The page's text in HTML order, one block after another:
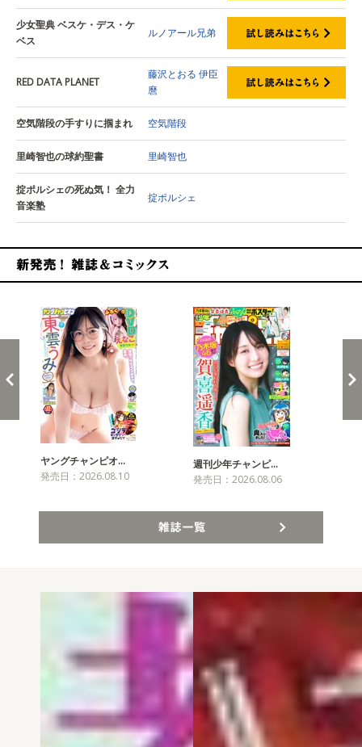
少女聖典 ベスケ・デス・ケ
ベス
ルノアール兄弟
RED DATA PLANET
藤沢とおる 伊臣
麿
空気階段の手すりに掴まれ 空気階段
里崎智也の球約聖書 里崎智也
掟ポルシェの死ぬ気！ 全力
音楽塾
掟ポルシェ
ヤングチャンピオ…
発売日：2026.08.10
週刊少年チャンピ…
発売日：2026.08.06